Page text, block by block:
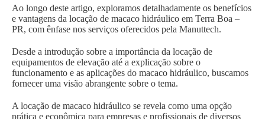
Ao longo deste artigo, exploramos detalhadamente os benefícios
e vantagens da locação de macaco hidráulico em Terra Boa –
PR, com ênfase nos serviços oferecidos pela Manuttech.
Desde a introdução sobre a importância da locação de
equipamentos de elevação até a explicação sobre o
funcionamento e as aplicações do macaco hidráulico, buscamos
fornecer uma visão abrangente sobre o tema.
A locação de macaco hidráulico se revela como uma opção
prática e econômica para empresas e profissionais de diversos